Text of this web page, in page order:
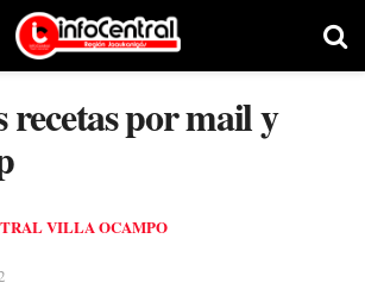
recetas por mail y
VILLA OCAMPO